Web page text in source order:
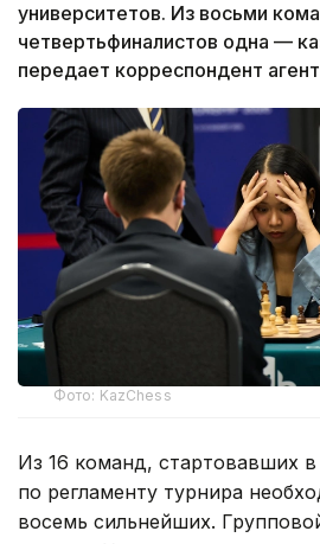
университетов. Из восьми
четвертьфиналистов одна —
передает корреспондент
Фото: KazChess
Из 16 команд, стартовавших
по регламенту турнира
восемь сильнейших.